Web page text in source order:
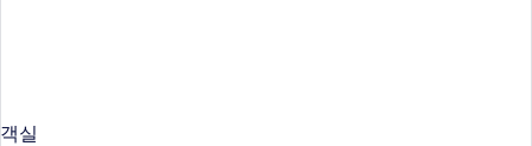
객실